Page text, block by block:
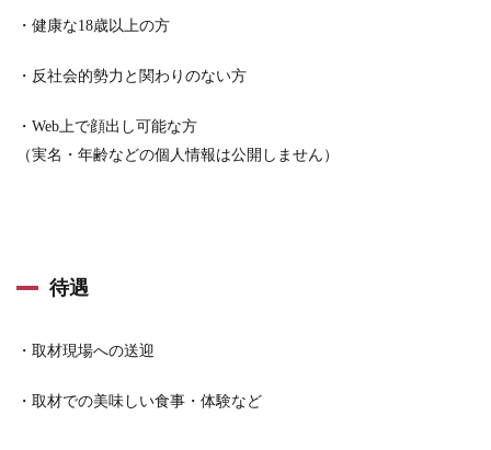
・健康な18歳以上の方
・反社会的勢力と関わりのない方
・Web上で顔出し可能な方
（実名・年齢などの個人情報は公開しません）
待遇
・取材現場への送迎
・取材での美味しい食事・体験など